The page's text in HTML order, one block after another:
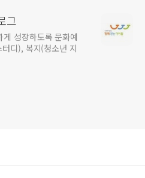
그
성장하도록 문화예
디), 복지(청소년 지